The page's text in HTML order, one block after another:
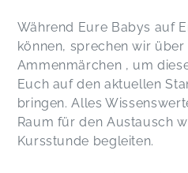
Nadine, Jun 30
Während Eure Babys auf
können, sprechen wir über
Ammenmärchen , um
Euch auf den aktuellen
bringen. Alles
Raum für den Austausch
Kursstunde begleiten.